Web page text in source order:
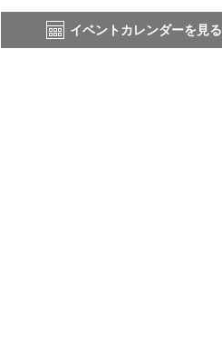
イベントカレンダーを見る